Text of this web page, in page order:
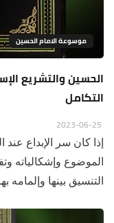
موسوعة الامام الحسين
الحسين والتشريع
التكامل
إذا كان سر الإبداع
الموضوع وإشكالياته
التنسيق بينها وإلمامه